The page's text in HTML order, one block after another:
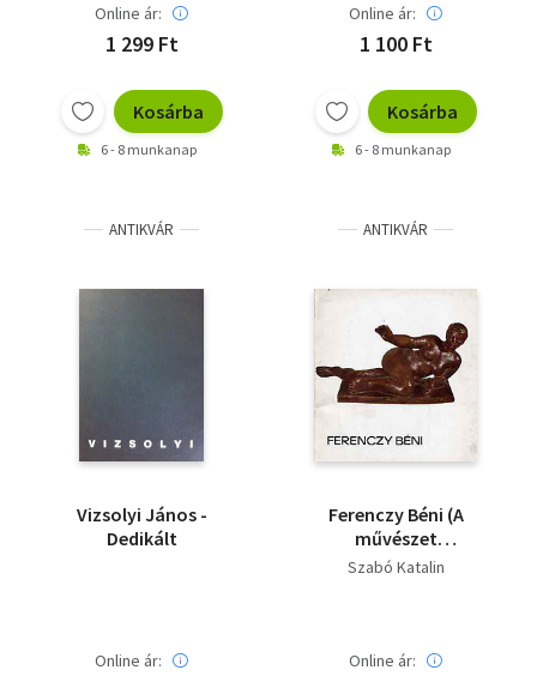
Online ár:
1 299 Ft
Kosárba
6 - 8 munkanap
Online ár:
1 100 Ft
Kosárba
6 - 8 munkanap
ANTIKVÁR
Vizsolyi János -
Dedikált
Online ár:
ANTIKVÁR
Ferenczy Béni (A
művészet
kiskönyvtára)
Szabó Katalin
Online ár: